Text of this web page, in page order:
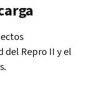
del Repro II y el